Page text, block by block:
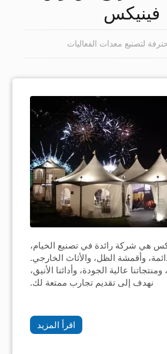
فينيكس
لتصنيع معدات الفعاليات
هي شركة رائدة في تصنيع الخيام،
وأقمشة الظل، والأثاث الخارجي.
عالية الجودة، وأدائنا الأنيق،
نهدف إلى تقديم تجارب ممتعة لك.
اقرأ المزيد